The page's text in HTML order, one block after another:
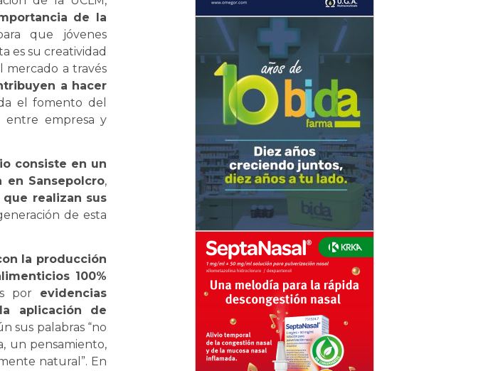
de la
que jóvenes
es su creatividad
mercado a través
a hacer
el fomento del
entre empresa y
consiste en un
Sansepolcro,
realizan sus
de esta
la producción
100%
por evidencias
aplicación de
sus palabras “no
un pensamiento,
natural”. En